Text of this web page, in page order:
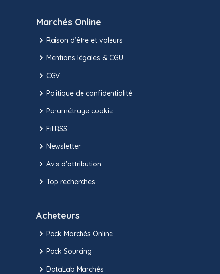
Marchés Online
Raison d’être et valeurs
Mentions légales & CGU
CGV
Politique de confidentialité
Paramétrage cookie
Fil RSS
Newsletter
Avis d'attribution
Top recherches
Acheteurs
Pack Marchés Online
Pack Sourcing
DataLab Marchés